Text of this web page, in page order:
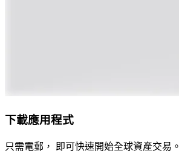
下載應用程式
只需電郵， 即可快速開始全球資產交易。